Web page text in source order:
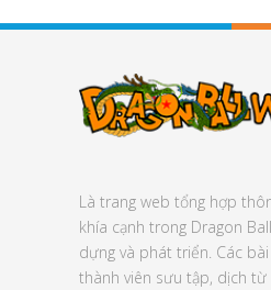
Là trang web tổng hợp
khía cạnh trong Dragon
dựng và phát triển. Các
thành viên sưu tập, dịch từ